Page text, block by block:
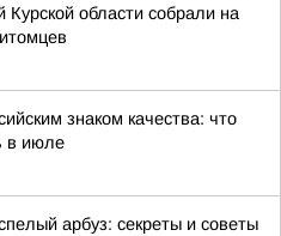
Курской области собрали на
знаком качества: что
в июле
арбуз: секреты и советы